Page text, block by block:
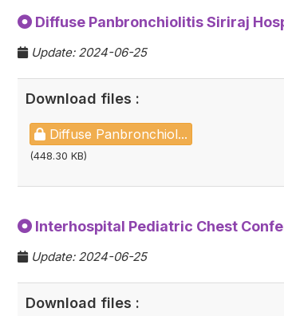
Diffuse Panbronchiolitis Siriraj
Update: 2024-06-25
Download files :
Diffuse Panbronchiol...
(448.30 KB)
Interhospital Pediatric Chest
Update: 2024-06-25
Download files :